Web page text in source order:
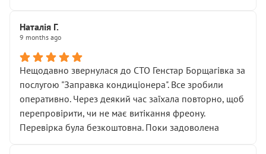
Наталія Г.
9 months ago
Нещодавно звернулася до СТО Генстар Борщагівка за
послугою "Заправка кондиціонера". Все зробили
оперативно. Через деякий час заїхала повторно, щоб
перепровірити, чи не має витікання фреону.
Перевірка була безкоштовна. Поки задоволена